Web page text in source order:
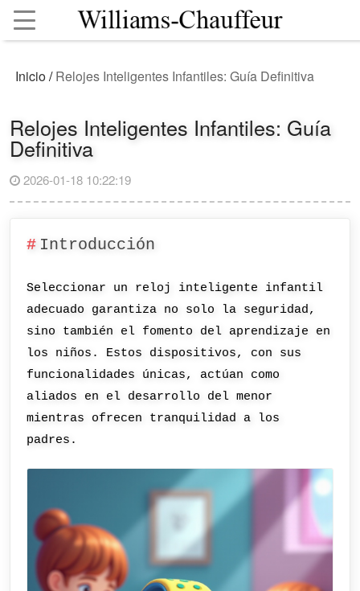
Inicio/Relojes Inteligentes Infantiles: Guía Definitiva
Relojes Inteligentes Infantiles: Guía
Definitiva
2026-01-18 10:22:19
Introducción
Seleccionar un reloj inteligente infantil
adecuado garantiza no solo la seguridad,
sino también el fomento del aprendizaje en
los niños. Estos dispositivos, con sus
funcionalidades únicas, actúan como
aliados en el desarrollo del menor
mientras ofrecen tranquilidad a los
padres.